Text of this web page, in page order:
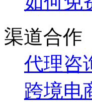
渠道合作
代理咨
跨境电